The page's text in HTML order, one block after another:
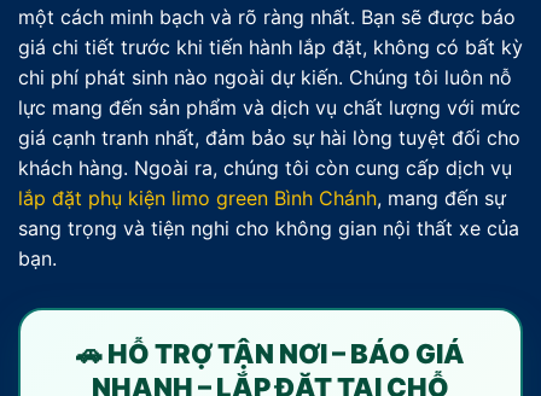
một cách minh bạch và rõ ràng nhất. Bạn sẽ được báo
giá chi tiết trước khi tiến hành lắp đặt, không có bất kỳ
chi phí phát sinh nào ngoài dự kiến. Chúng tôi luôn nỗ
lực mang đến sản phẩm và dịch vụ chất lượng với mức
giá cạnh tranh nhất, đảm bảo sự hài lòng tuyệt đối cho
khách hàng. Ngoài ra, chúng tôi còn cung cấp dịch vụ
lắp đặt phụ kiện limo green Bình Chánh, mang đến sự
sang trọng và tiện nghi cho không gian nội thất xe của
bạn.
🚗 HỖ TRỢ TẬN NƠI – BÁO GIÁ
NHANH – LẮP ĐẶT TẠI CHỖ